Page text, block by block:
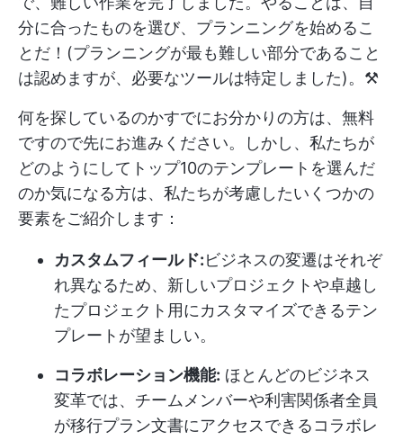
分に合ったものを選び、プランニングを始めるこ
とだ！(プランニングが最も難しい部分であること
は認めますが、必要なツールは特定しました)。⚒️
何を探しているのかすでにお分かりの方は、無料
ですので先にお進みください。しかし、私たちが
どのようにしてトップ10のテンプレートを選んだ
のか気になる方は、私たちが考慮したいくつかの
要素をご紹介します：
カスタムフィールド:ビジネスの変遷はそれぞ
れ異なるため、新しいプロジェクトや卓越し
たプロジェクト用にカスタマイズできるテン
プレートが望ましい。
コラボレーション機能: ほとんどのビジネス
変革では、チームメンバーや利害関係者全員
が移行プラン文書にアクセスできるコラボレ